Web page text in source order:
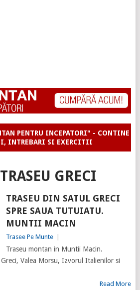
PENTRU INCEPATORI" - CONTINE
INTREBARI SI EXERCITII
TRASEU GRECI
TRASEU DIN SATUL GRECI
SPRE SAUA TUTUIATU.
MUNTII MACIN
Trasee Pe Munte
Traseu montan in Muntii Macin.
Valea Morsu, Izvorul Italienilor si
Read More